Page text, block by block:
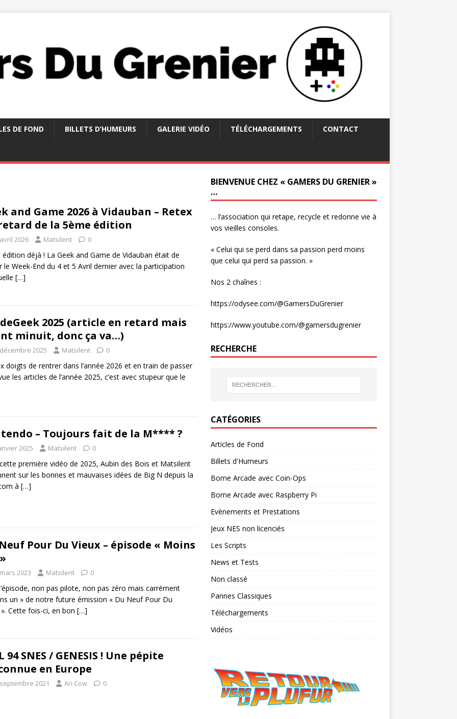
DE FOND BILLETS D’HUMEURS GALERIE VIDÉO TÉLÉCHARGEMENTS CONTACT
and Game 2026 à Vidauban – Retex
de la 5ème édition
2026 Matsilent 0
édition déjà ! La Geek and Game de Vidauban était de
le Week-End du 4 et 5 Avril dernier avec la participation
[…]
2025 (article en retard mais
minuit, donc ça va…)
2025 Matsilent 0
doigts de rentrer dans l’année 2026 et en train de passer
les articles de l’année 2025, c’est avec stupeur que le
– Toujours fait de la M**** ?
2025 Matsilent 0
première vidéo de 2025, Aubin des Bois et Matsilent
sur les bonnes et mauvaises idées de Big N depuis la
à […]
Pour Du Vieux – épisode « Moins
2023 Matsilent 0
non pas pilote, non pas zéro mais carrément
un » de notre future émission « Du Neuf Pour Du
Cette fois-ci, en bon […]
94 SNES / GENESIS ! Une pépite
en Europe
2021 Ari Cow 0
BIENVENUE CHEZ « GAMERS DU GRENIER »
…
… l’association qui retape, recycle et redonne vie à
vos vieilles consoles.
« Celui qui se perd dans sa passion perd moins
que celui qui perd sa passion. »
Nos 2 chaînes :
https://odysee.com/@GamersDuGrenier
https://www.youtube.com/@gamersdugrenier
RECHERCHE
CATÉGORIES
Articles de Fond
Billets d'Humeurs
Borne Arcade avec Coin-Ops
Borne Arcade avec Raspberry Pi
Evènements et Prestations
Jeux NES non licenciés
Les Scripts
News et Tests
Non classé
Pannes Classiques
Téléchargements
Vidéos